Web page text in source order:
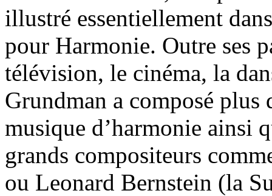
illustré essentiellement
pour Harmonie. Outre ses
télévision, le cinéma, la
Grundman a composé
musique d’harmonie ainsi
grands compositeurs
ou Leonard Bernstein (la